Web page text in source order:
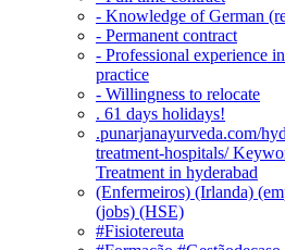
- Knowledge of German
- Permanent contract
- Professional experience
practice
- Willingness to relocate
. 61 days holidays!
.punarjanayurveda.com/
treatment-hospitals/
Treatment in hyderabad
(Enfermeiros) (Irlanda)
(jobs) (HSE)
#Fisiotereuta